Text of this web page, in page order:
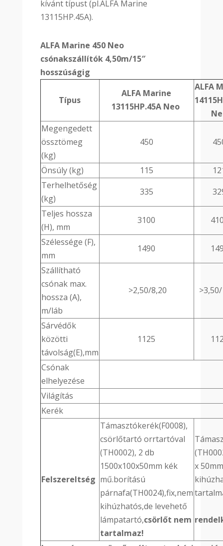
kívánt típust (pl.ALFA Marine
13115HP.45A).
ALFA Marine 450 Neo
csónakszállítók 4,50m/15″
hosszúságig
Típus
ALFA Marine
13115HP.45A Neo
ALFA
Megengedett
össztömeg
(kg)
450
Önsúly (kg) 115
Terhelhetőség
(kg)
335
Teljes hossza
(H), mm
3100
Szélessége (F),
mm
1490
Szállítható
csónak max.
hossza (A),
m/láb
>2,50/8,20
Sárvédők
közötti
távolság(E),mm
1125
Csónak
elhelyezése
Világítás
Kerék
Felszereltség
Támasztókerék(F0008),
csörlőtartó orrtartóval
(TH0002), 2 db
1500x100x50mm kék
mű.borítású
párnafa(TH0024),fix,nem
kihúzhatós,de levehető
lámpatartó,csörlőt nem
tartalmaz!
x